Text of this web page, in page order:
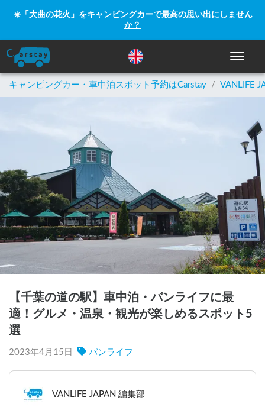
☀️「大曲の花火」をキャンピングカーで最高の思い出にしません
か？
ナビゲ
キャンピングカー・車中泊スポット予約はCarstay / VANLIFE
【千葉の道の駅】車中泊・バンライフに最
適！グルメ・温泉・観光が楽しめるスポット5
選
2023年4月15日 バンライフ
VANLIFE JAPAN 編集部